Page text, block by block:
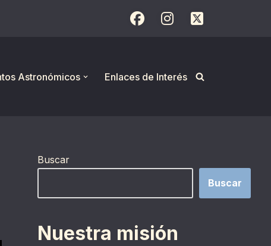
Astronómicos Enlaces de Interés
Buscar
Buscar
Nuestra misión